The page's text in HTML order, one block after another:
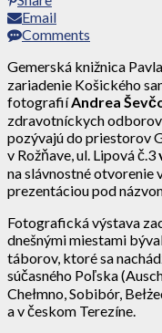
Email
Comments
Gemerská knižnica
zariadenie Košického
fotografiíAndrea
zdravotníckych odborov
pozývajú do priestorov
v Rožňave, ul. Lipová č.3
na slávnostné otvorenie
prezentáciou pod
Fotografická výstava
dnešnými miestami
táborov, ktoré sa
súčasného Poľska
Chełmno, Sobibór,
a v českom Terezíne.